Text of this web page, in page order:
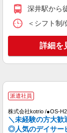
キー
株式会社kotrio /
深井駅から
＜シフト制
詳細を
派遣社員
株式会社kotrio /●OS-
＼未経験の方大歓
◎人気のデイサー